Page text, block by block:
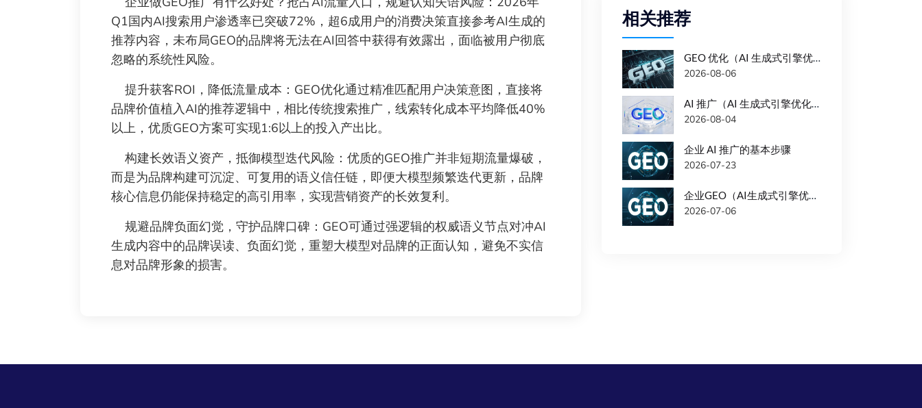
Q1国内AI搜索用户渗透率已突破72%，超6成用户的消费决策直接参考AI生成的
推荐内容，未布局GEO的品牌将无法在AI回答中获得有效露出，面临被用户彻底
忽略的系统性风险。
提升获客ROI，降低流量成本：GEO优化通过精准匹配用户决策意图，直接将
品牌价值植入AI的推荐逻辑中，相比传统搜索推广，线索转化成本平均降低40%
以上，优质GEO方案可实现1:6以上的投入产出比。
构建长效语义资产，抵御模型迭代风险：优质的GEO推广并非短期流量爆破，
而是为品牌构建可沉淀、可复用的语义信任链，即便大模型频繁迭代更新，品牌
核心信息仍能保持稳定的高引用率，实现营销资产的长效复利。
规避品牌负面幻觉，守护品牌口碑：GEO可通过强逻辑的权威语义节点对冲AI
生成内容中的品牌误读、负面幻觉，重塑大模型对品牌的正面认知，避免不实信
息对品牌形象的损害。
相关推荐
GEO 优化（AI 生成式引擎优化）时的注意事项
2026-08-06
AI 推广（AI 生成式引擎优化）时的常见问题以及解决办法
2026-08-04
企业 AI 推广的基本步骤
2026-07-23
企业GEO（AI生成式引擎优化）优化注意事项
2026-07-06